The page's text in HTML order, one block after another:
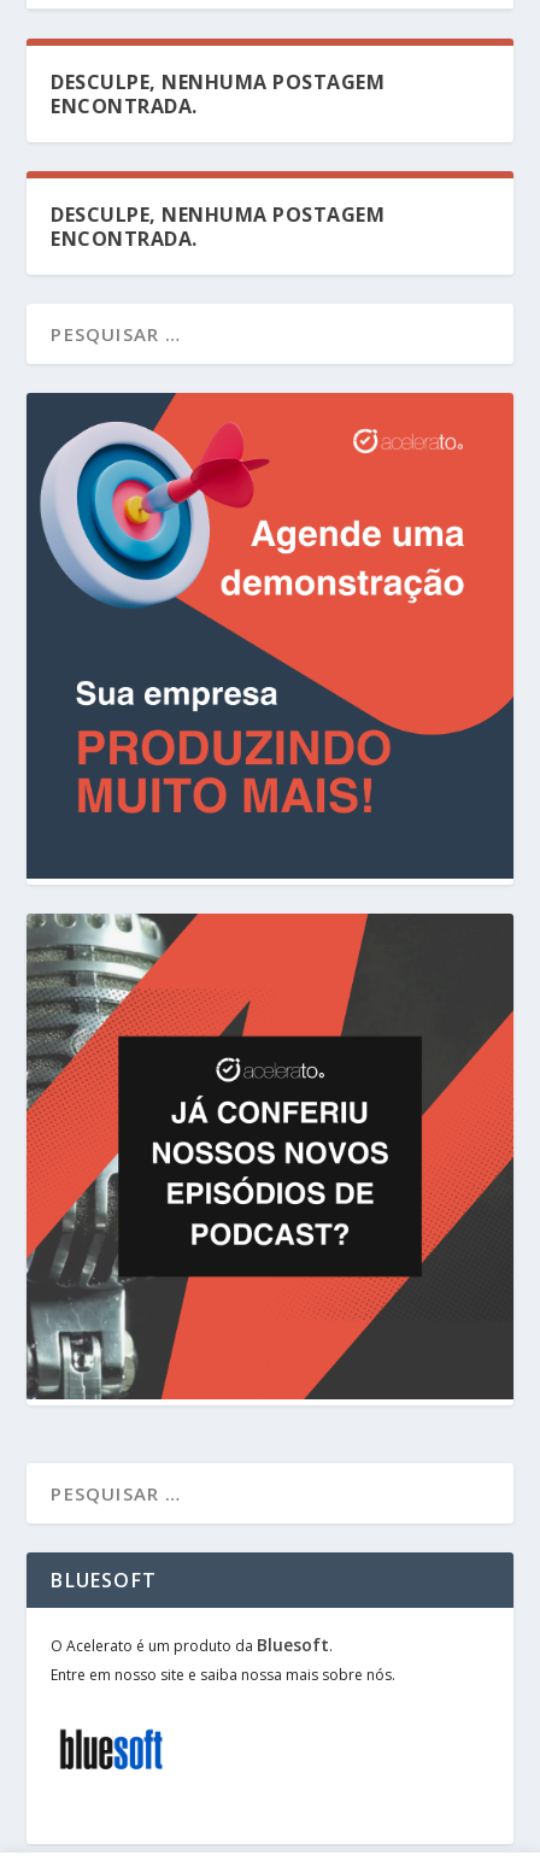
DESCULPE, NENHUMA POSTAGEM
ENCONTRADA.
DESCULPE, NENHUMA POSTAGEM
ENCONTRADA.
BLUESOFT
O Acelerato é um produto da Bluesoft.
Entre em nosso site e saiba nossa mais sobre nós.